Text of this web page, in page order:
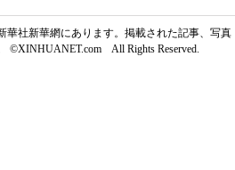
華社新華網にあります。掲載された記事、写真
©XINHUANET.com All Rights Reserved.